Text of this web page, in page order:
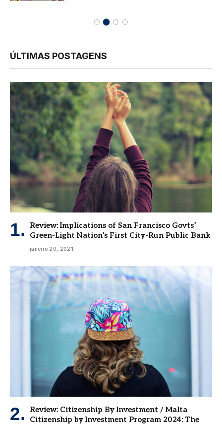
ÚLTIMAS POSTAGENS
Review: Implications of San Francisco Govts’
Green-Light Nation’s First City-Run Public Bank
janeiro 20, 2021
Review: Citizenship By Investment / Malta
Citizenship by Investment Program 2024: The